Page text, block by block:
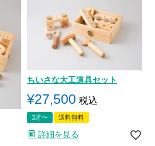
ちいさな大工道具セット
¥27,500 税込
3才〜 送料無料
詳細を見る